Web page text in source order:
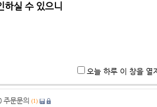
하실 수 있으니
오늘 하루 이 창을 열
문문의 (1)